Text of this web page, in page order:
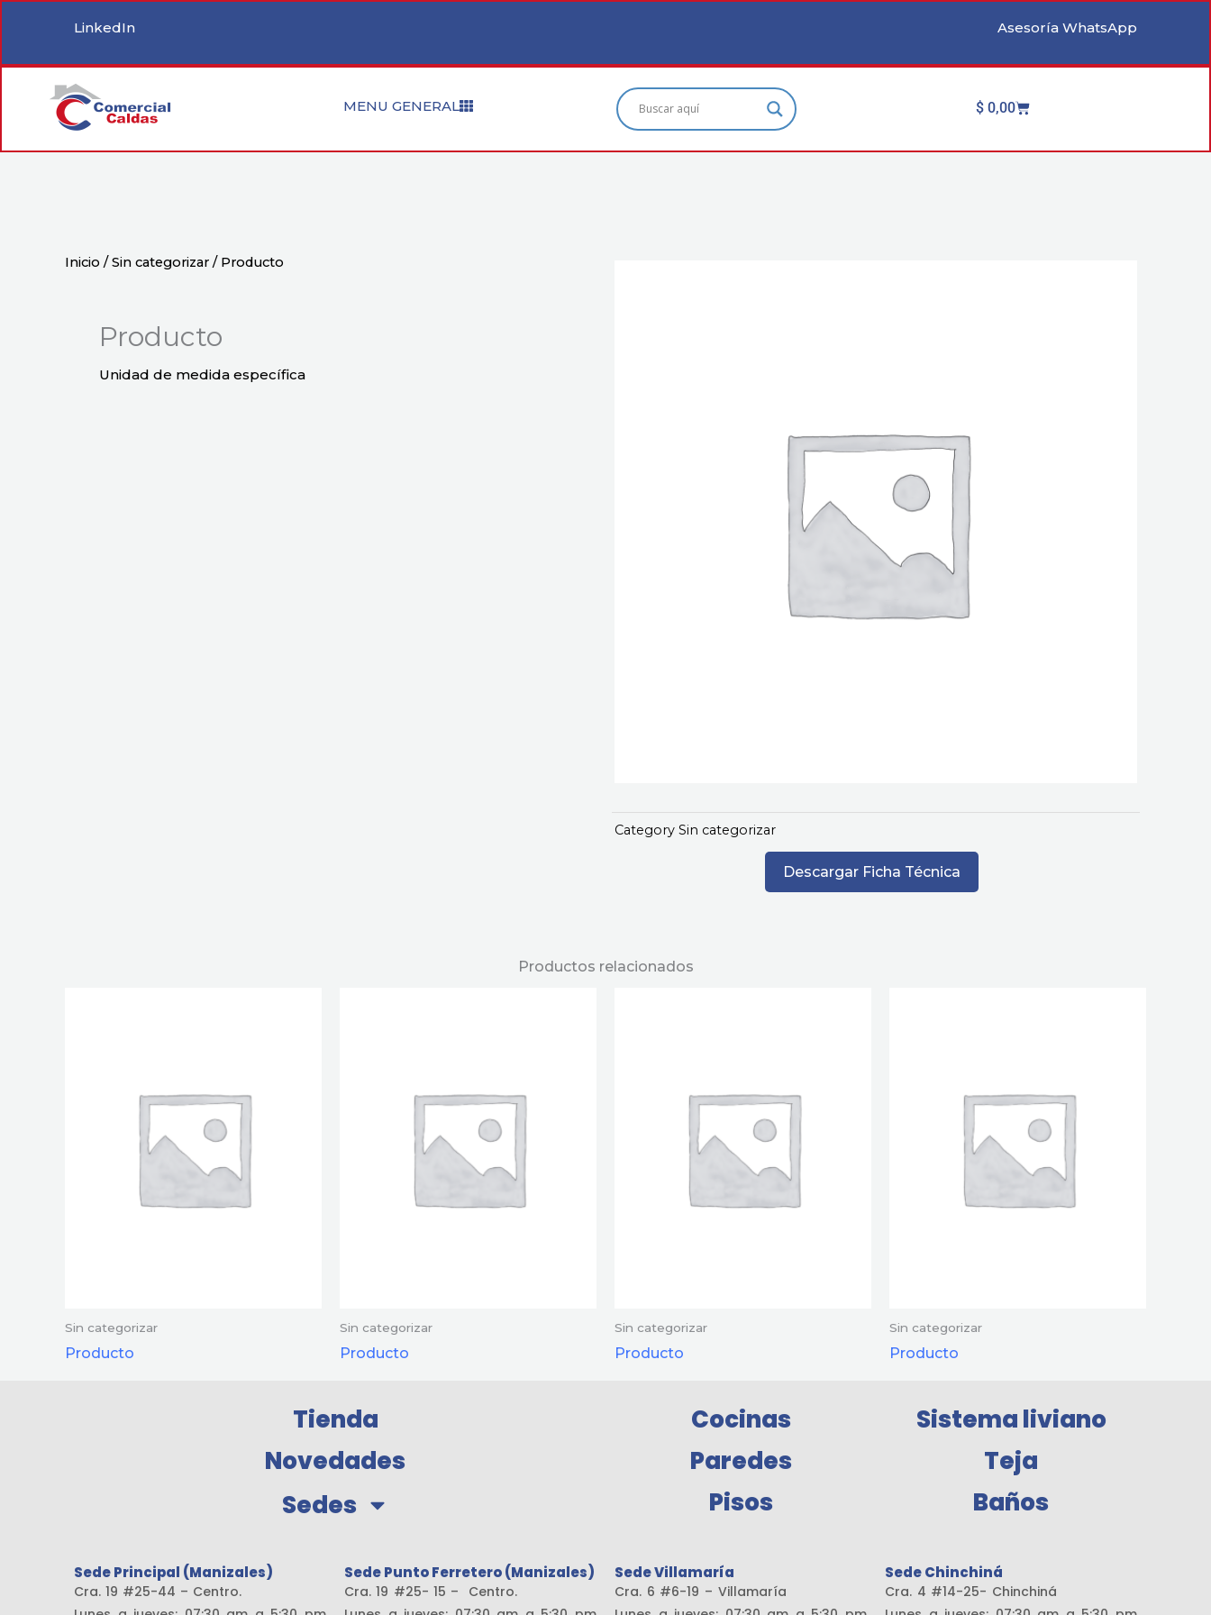
LinkedIn Asesoría WhatsApp
MENU GENERAL $0,00Cart
Inicio /Sin categorizar / Producto
Producto
Unidad de medida específica
Category Sin categorizar
Descargar Ficha Técnica
Productos relacionados
Sin categorizar
Producto
Sin categorizar
Producto
Sin categorizar
Producto
Sin categorizar
Producto
Tienda
Novedades
Sedes
Cocinas
Paredes
Pisos
Sistema liviano
Teja
Baños
Sede Principal (Manizales)
Cra. 19 #25-44 – Centro.
Sede Punto Ferretero (Manizales)
Cra. 19 #25- 15 – Centro.
Sede Villamaría
Cra. 6 #6-19 – Villamaría
Sede Chinchiná
Cra. 4 #14-25- Chinchiná